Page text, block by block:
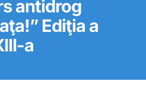
antidrog
Ediţia a
a